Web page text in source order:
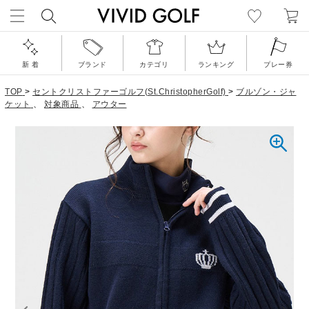
新 着 ブランド カテゴリ ランキング プレー券
TOP > セントクリストファーゴルフ(St.ChristopherGolf) > ブルゾン・ジャ
ケット 、 対象商品 、 アウター